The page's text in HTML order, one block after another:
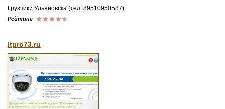
Грузчики Ульяновска (тел: 89510950587)
Рейтинг
Itpro73.ru